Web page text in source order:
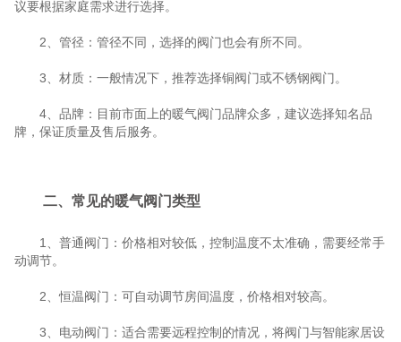
议要根据家庭需求进行选择。
2、管径：管径不同，选择的阀门也会有所不同。
3、材质：一般情况下，推荐选择铜阀门或不锈钢阀门。
4、品牌：目前市面上的暖气阀门品牌众多，建议选择知名品
牌，保证质量及售后服务。
二、常见的暖气阀门类型
1、普通阀门：价格相对较低，控制温度不太准确，需要经常手
动调节。
2、恒温阀门：可自动调节房间温度，价格相对较高。
3、电动阀门：适合需要远程控制的情况，将阀门与智能家居设